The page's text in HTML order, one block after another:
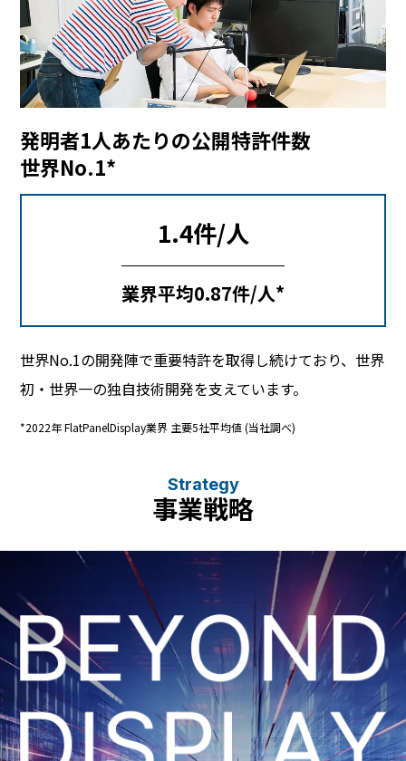
発明者1人あたりの公開特許件数
世界No.1*
1.4件/人
業界平均0.87件/人*
世界No.1の開発陣で重要特許を取得し続けており、世界
初・世界一の独自技術開発を支えています。
*2022年 FlatPanelDisplay業界 主要5社平均値 (当社調べ)
Strategy
事業戦略